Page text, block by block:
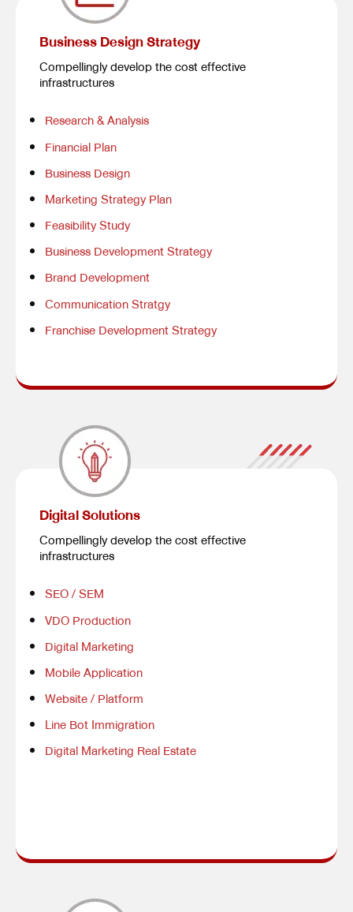
Business Design Strategy
Compellingly develop the cost effective
infrastructures
Research & Analysis
Financial Plan
Business Design
Marketing Strategy Plan
Feasibility Study
Business Development Strategy
Brand Development
Communication Stratgy
Franchise Development Strategy
Digital Solutions
Compellingly develop the cost effective
infrastructures
SEO / SEM
VDO Production
Digital Marketing
Mobile Application
Website / Platform
Line Bot Immigration
Digital Marketing Real Estate